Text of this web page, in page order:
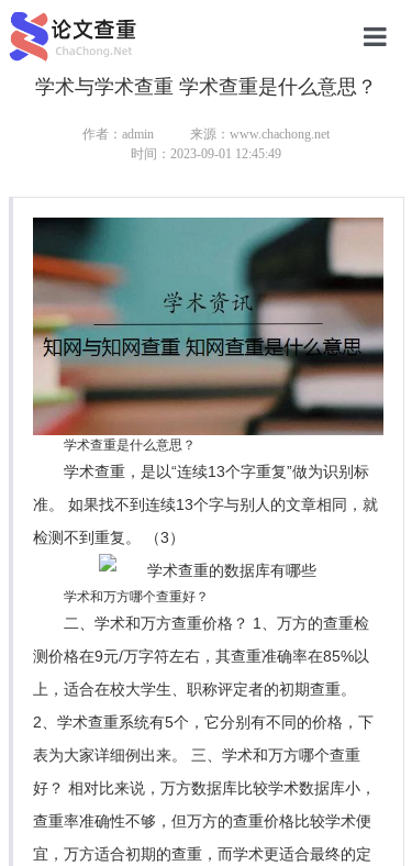
网站首页
研究生论
硕士论文
博士论文
学术与学术查重 学术查重是什么意思？
作者：admin
来源：www.chachong.net
时间：2023-09-01 12:45:49
学术查重是什么意思？
学术查重，是以“连续13个字重复”做为识别标
准。 如果找不到连续13个字与别人的文章相同，就
检测不到重复。 （3）
学术和万方哪个查重好？
二、学术和万方查重价格？ 1、万方的查重检
测价格在9元/万字符左右，其查重准确率在85%以
上，适合在校大学生、职称评定者的初期查重。
2、学术查重系统有5个，它分别有不同的价格，下
表为大家详细例出来。 三、学术和万方哪个查重
好？ 相对比来说，万方数据库比较学术数据库小，
查重率准确性不够，但万方的查重价格比较学术便
宜，万方适合初期的查重，而学术更适合最终的定